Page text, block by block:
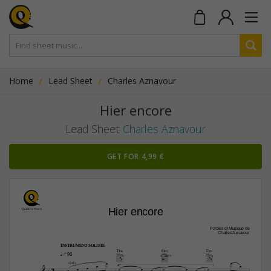
Home Lead Sheet Charles Aznavour
Hier encore
Lead Sheet Charles Aznavour
GET FOR 4,99 €
Hier encore
Paroles et Musique de
Charles Aznavour
D‹
3fr
G‹ D‹
q = 96
INSTRUMENT SOLISTE
cordes 

   
    
 